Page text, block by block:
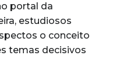
portal da
estudiosos
o conceito
temas decisivos